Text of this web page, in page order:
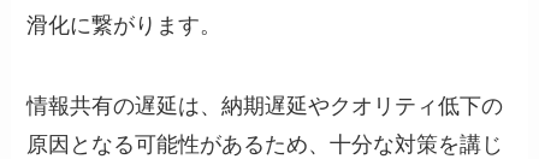
滑化に繋がります。
情報共有の遅延は、納期遅延やクオリティ低下の
原因となる可能性があるため、十分な対策を講じ